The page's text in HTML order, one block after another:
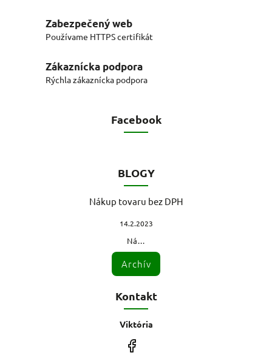
Zabezpečený web
Používame HTTPS certifikát
Zákaznícka podpora
Rýchla zákaznícka podpora
Facebook
BLOGY
Nákup tovaru bez DPH
14.2.2023
Ná...
Archív
Kontakt
Viktória